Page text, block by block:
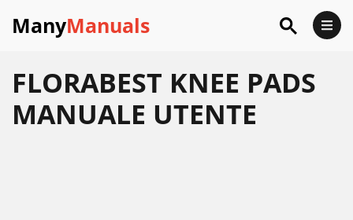
ManyManuals
FLORABEST KNEE PADS
MANUALE UTENTE